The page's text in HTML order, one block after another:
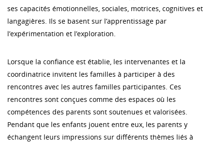
ses capacités émotionnelles, sociales, motrices, cognitives et
langagières. Ils se basent sur l’apprentissage par
l’expérimentation et l’exploration.
Lorsque la confiance est établie, les intervenantes et la
coordinatrice invitent les familles à participer à des
rencontres avec les autres familles participantes. Ces
rencontres sont conçues comme des espaces où les
compétences des parents sont soutenues et valorisées.
Pendant que les enfants jouent entre eux, les parents y
échangent leurs impressions sur différents thèmes liés à